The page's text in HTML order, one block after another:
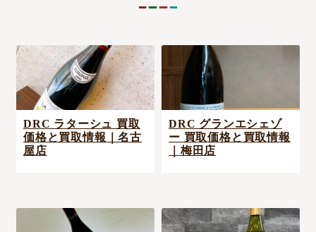
DRC ラターシュ 買取
価格と買取情報｜名古
屋店
DRC グランエシェゾ
ー 買取価格と買取情報
｜梅田店